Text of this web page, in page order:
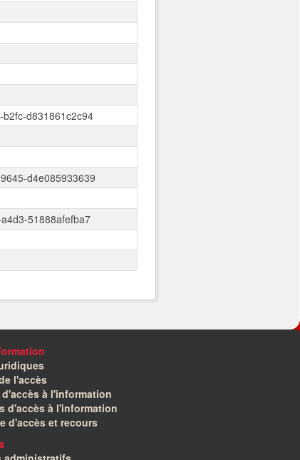
d831861c2c94
d4e085933639
51888afefba7
l'accès
à l'information
d'accès à l'information
d'accès et recours